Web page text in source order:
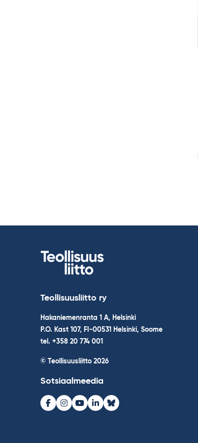
Teollisuusliitto ry
Hakaniemenranta 1 A, Helsinki
P.O. Kast 107, FI-00531 Helsinki, Soome
tel. +358 20 774 001
© Teollisuusliitto 2026
Sotsiaalmeedia
Facebook
Instagram
Youtube
LinkedInBluesky